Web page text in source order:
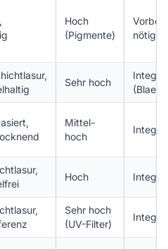
Hoch
(Pigmente)
nötig
Sehr hoch
Mittel-
hoch
Hoch
Sehr hoch
(UV-Filter)